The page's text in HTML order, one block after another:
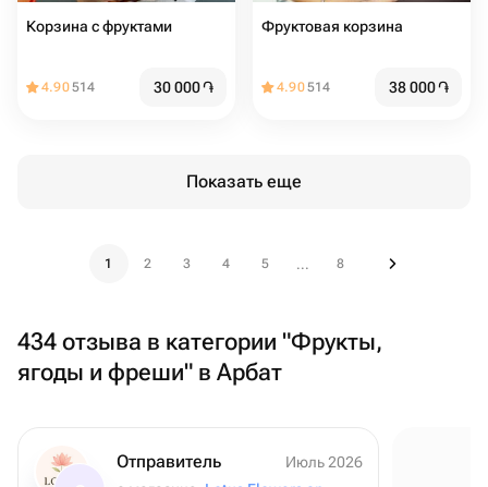
Корзина с фруктами
4.90514 30 000֏
Фруктовая корзина
4.90514 38 000֏
Показать еще
1 2 3 4 5 ... 8
434 отзыва в категории "Фрукты,
ягоды и фреши" в Арбат
Отправитель
Июль 2026